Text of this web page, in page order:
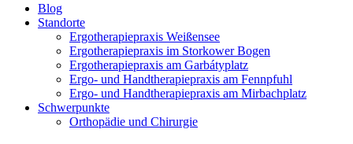
Blog
Standorte
Ergotherapiepraxis Weißensee
Ergotherapiepraxis im Storkower Bogen
Ergotherapiepraxis am Garbátyplatz
Ergo- und Handtherapiepraxis am Fennpfuhl
Ergo- und Handtherapiepraxis am Mirbachplatz
Schwerpunkte
Orthopädie und Chirurgie